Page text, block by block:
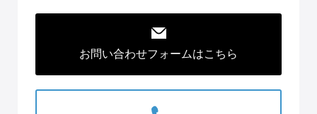
お問い合わせフォームはこちら